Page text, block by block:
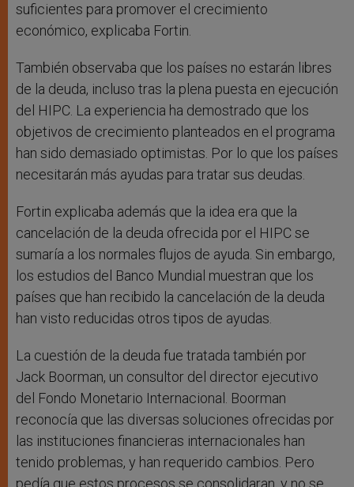
suficientes para promover el crecimiento
económico, explicaba Fortin.
También observaba que los países no estarán libres
de la deuda, incluso tras la plena puesta en ejecución
del HIPC. La experiencia ha demostrado que los
objetivos de crecimiento planteados en el programa
han sido demasiado optimistas. Por lo que los países
necesitarán más ayudas para tratar sus deudas.
Fortin explicaba además que la idea era que la
cancelación de la deuda ofrecida por el HIPC se
sumaría a los normales flujos de ayuda. Sin embargo,
los estudios del Banco Mundial muestran que los
países que han recibido la cancelación de la deuda
han visto reducidas otros tipos de ayudas.
La cuestión de la deuda fue tratada también por
Jack Boorman, un consultor del director ejecutivo
del Fondo Monetario Internacional. Boorman
reconocía que las diversas soluciones ofrecidas por
las instituciones financieras internacionales han
tenido problemas, y han requerido cambios. Pero
pedía que estos procesos se consolidaran, y no se